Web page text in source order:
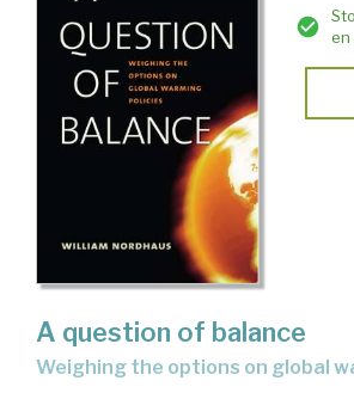
en
A question of balance
weighing the options on global